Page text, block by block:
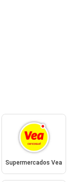
Supermercados Vea